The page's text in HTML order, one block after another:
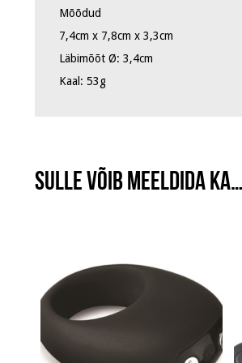
Mõõdud
7,4cm x 7,8cm x 3,3cm
Läbimõõt Ø: 3,4cm
Kaal: 53g
Sulle võib meeldida ka…